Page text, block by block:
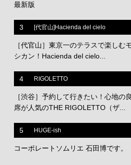
最新版
3 [代官山]Hacienda del cielo
［代官山］東京一のテラスで楽しむ
シカン！Hacienda del cielo...
4 RIGOLETTO
［渋谷］予約して行きたい！心地の
席が人気のTHE RIGOLETTO（ザ...
5 HUGE-ish
コーポレートソムリエ 石田博です。